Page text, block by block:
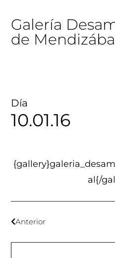
Galería
de
Día
10.01.16
al{/
Anterior